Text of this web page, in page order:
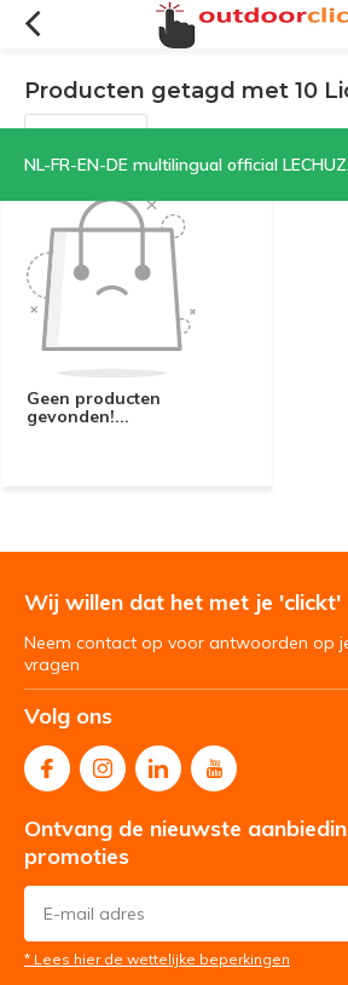
NL-FR-EN-DE multilingual official LECHUZA-BENELUX
Producten getagd met 10
Filters Sorteren op:
Geen producten
gevonden!...
Wij willen dat het met je 'clickt'
Neem contact op voor antwoorden op
vragen
Volg ons
Ontvang de nieuwste
promoties
* Lees hier de wettelijke beperkingen